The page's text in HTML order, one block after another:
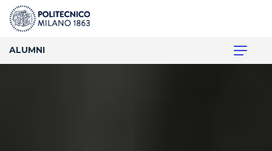
ALUMNI